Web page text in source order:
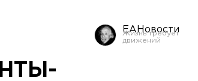
ЕАНовости